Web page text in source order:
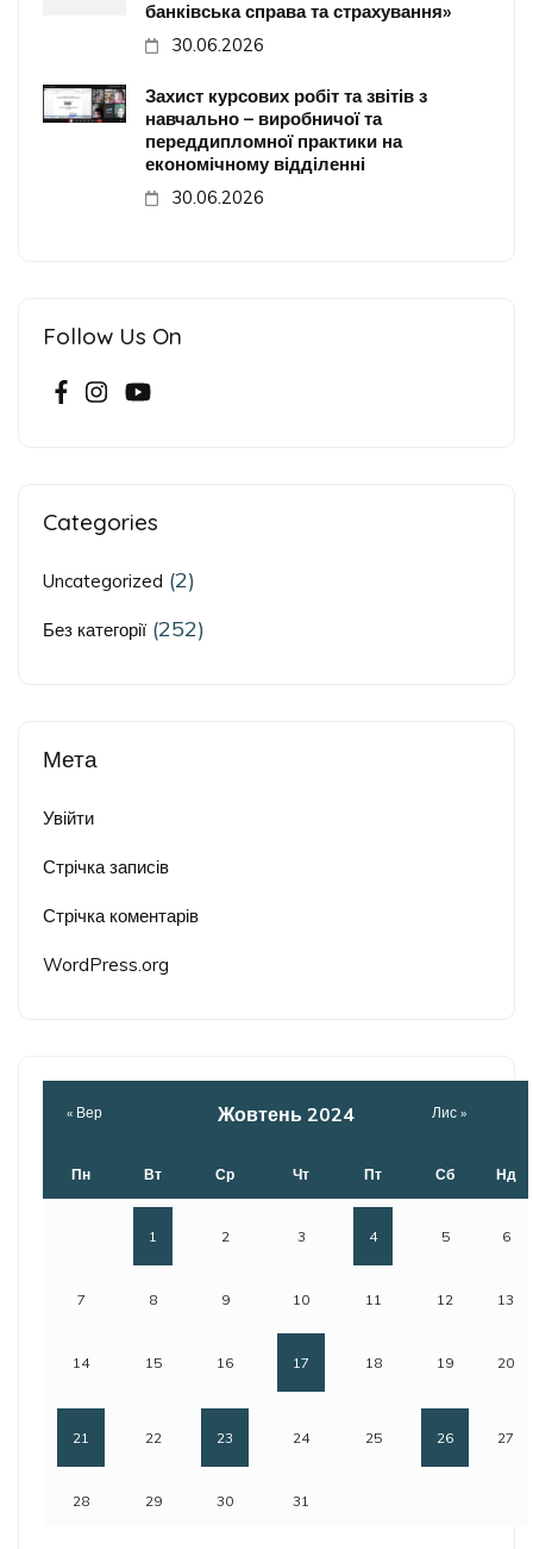
банківська справа та страхування»
30.06.2026
Захист курсових робіт та звітів з
навчально – виробничої та
переддипломної практики на
економічному відділенні
30.06.2026
Follow Us On
Categories
Uncategorized (2)
Без категорії (252)
Мета
Увійти
Стрічка записів
Стрічка коментарів
WordPress.org
Жовтень 2024
Пн Вт Ср Чт Пт Сб Нд
1 2 3 4 5 6
7 8 9 10 11 12 13
14 15 16 17 18 19 20
21 22 23 24 25 26 27
28 29 30 31
« Вер Лис »